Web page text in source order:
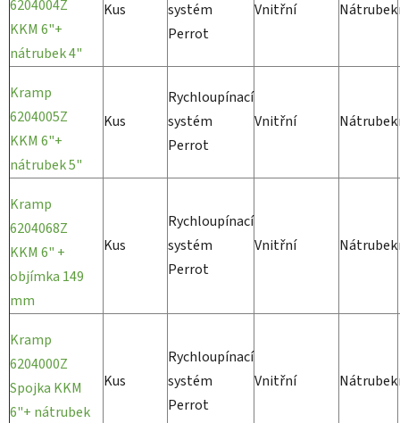
6204004Z
KKM 6"+
nátrubek 4"
Kus
systém
Perrot
Vnitřní Nátrubek
Kramp
6204005Z
KKM 6"+
nátrubek 5"
Kus
Rychloupínací
systém
Perrot
Vnitřní Nátrubek
Kramp
6204068Z
KKM 6" +
objímka 149
mm
Kus
Rychloupínací
systém
Perrot
Vnitřní Nátrubek
Kramp
6204000Z
Spojka KKM
6"+ nátrubek
Kus
Rychloupínací
systém
Perrot
Vnitřní Nátrubek